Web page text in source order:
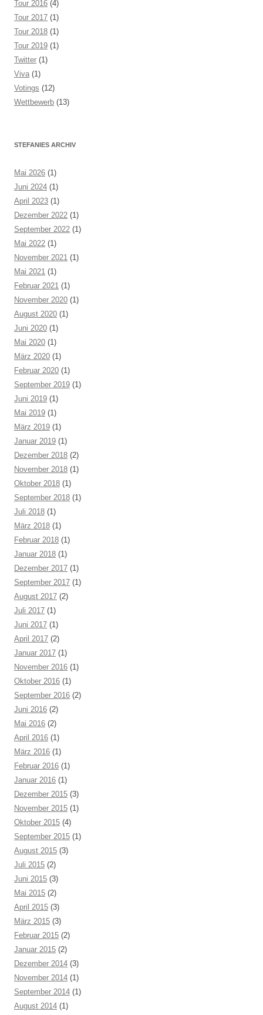
Tour 2016 (4)
Tour 2017 (1)
Tour 2018 (1)
Tour 2019 (1)
Twitter (1)
Viva (1)
Votings (12)
Wettbewerb (13)
STEFANIES ARCHIV
Mai 2026 (1)
Juni 2024 (1)
April 2023 (1)
Dezember 2022 (1)
September 2022 (1)
Mai 2022 (1)
November 2021 (1)
Mai 2021 (1)
Februar 2021 (1)
November 2020 (1)
August 2020 (1)
Juni 2020 (1)
Mai 2020 (1)
März 2020 (1)
Februar 2020 (1)
September 2019 (1)
Juni 2019 (1)
Mai 2019 (1)
März 2019 (1)
Januar 2019 (1)
Dezember 2018 (2)
November 2018 (1)
Oktober 2018 (1)
September 2018 (1)
Juli 2018 (1)
März 2018 (1)
Februar 2018 (1)
Januar 2018 (1)
Dezember 2017 (1)
September 2017 (1)
August 2017 (2)
Juli 2017 (1)
Juni 2017 (1)
April 2017 (2)
Januar 2017 (1)
November 2016 (1)
Oktober 2016 (1)
September 2016 (2)
Juni 2016 (2)
Mai 2016 (2)
April 2016 (1)
März 2016 (1)
Februar 2016 (1)
Januar 2016 (1)
Dezember 2015 (3)
November 2015 (1)
Oktober 2015 (4)
September 2015 (1)
August 2015 (3)
Juli 2015 (2)
Juni 2015 (3)
Mai 2015 (2)
April 2015 (3)
März 2015 (3)
Februar 2015 (2)
Januar 2015 (2)
Dezember 2014 (3)
November 2014 (1)
September 2014 (1)
August 2014 (1)